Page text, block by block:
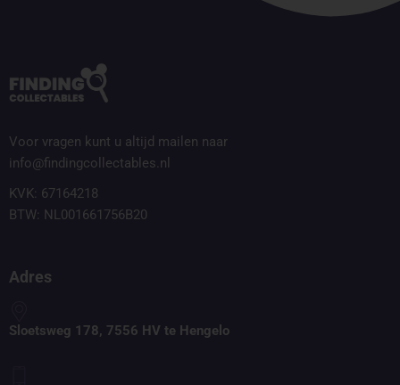
Voor vragen kunt u altijd mailen naar
info@findingcollectables.nl
KVK: 67164218
BTW: NL001661756B20
Adres
Sloetsweg 178, 7556 HV te Hengelo